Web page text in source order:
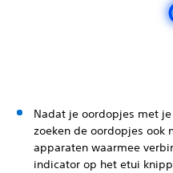
Nadat je oordopjes met
zoeken de oordopjes ook
apparaten waarmee
indicator op het etui